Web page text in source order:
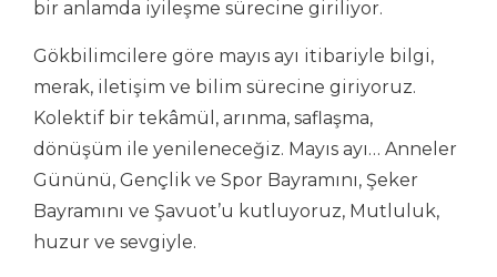
bir anlamda iyileşme sürecine giriliyor.
Gökbilimcilere göre mayıs ayı itibariyle bilgi,
merak, iletişim ve bilim sürecine giriyoruz.
Kolektif bir tekâmül, arınma, saflaşma,
dönüşüm ile yenileneceğiz. Mayıs ayı… Anneler
Gününü, Gençlik ve Spor Bayramını, Şeker
Bayramını ve Şavuot’u kutluyoruz, Mutluluk,
huzur ve sevgiyle.